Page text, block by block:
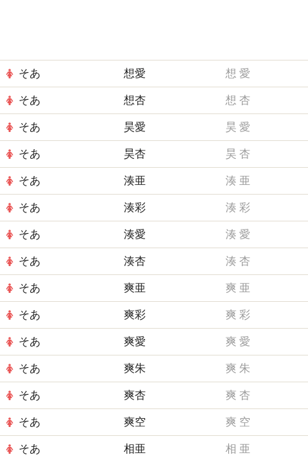
そあ 想愛 想 愛
そあ 想杏 想 杏
そあ 昊愛 昊 愛
そあ 昊杏 昊 杏
そあ 湊亜 湊 亜
そあ 湊彩 湊 彩
そあ 湊愛 湊 愛
そあ 湊杏 湊 杏
そあ 爽亜 爽 亜
そあ 爽彩 爽 彩
そあ 爽愛 爽 愛
そあ 爽朱 爽 朱
そあ 爽杏 爽 杏
そあ 爽空 爽 空
そあ 相亜 相 亜